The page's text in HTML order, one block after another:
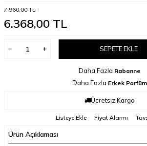
7.960,00TL
6.368,00 TL
SEPETE EKLE
Daha Fazla Rabanne
Daha Fazla Erkek Parfüm
Ücretsiz Kargo
Listeye Ekle Fiyat Alarmı
Ürün Açıklaması